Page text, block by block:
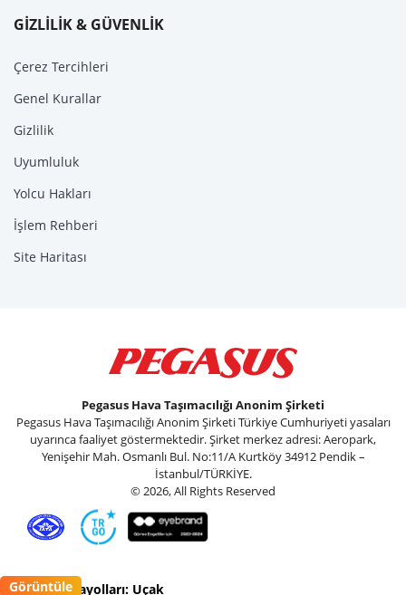
GİZLİLİK & GÜVENLİK
Çerez Tercihleri
Genel Kurallar
Gizlilik
Uyumluluk
Yolcu Hakları
İşlem Rehberi
Site Haritası
Pegasus Hava Taşımacılığı Anonim Şirketi
Pegasus Hava Taşımacılığı Anonim Şirketi Türkiye Cumhuriyeti yasaları
uyarınca faaliyet göstermektedir. Şirket merkez adresi: Aeropark,
Yenişehir Mah. Osmanlı Bul. No:11/A Kurtköy 34912 Pendik –
İstanbul/TÜRKİYE.
© 2026, All Rights Reserved
Pegasus Havayolları: Uçak
Görüntüle